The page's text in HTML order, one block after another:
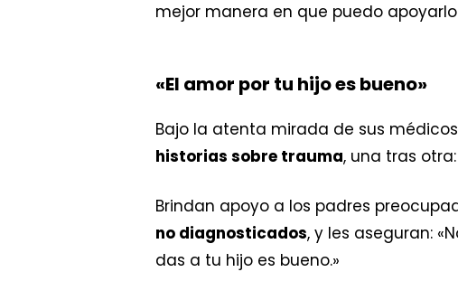
mejor manera en que puedo
«El amor por tu hijo es bueno»
Bajo la atenta mirada de sus
historias sobre trauma, una tras
Brindan apoyo a los padres
no diagnosticados, y les aseguran:
das a tu hijo es bueno.»